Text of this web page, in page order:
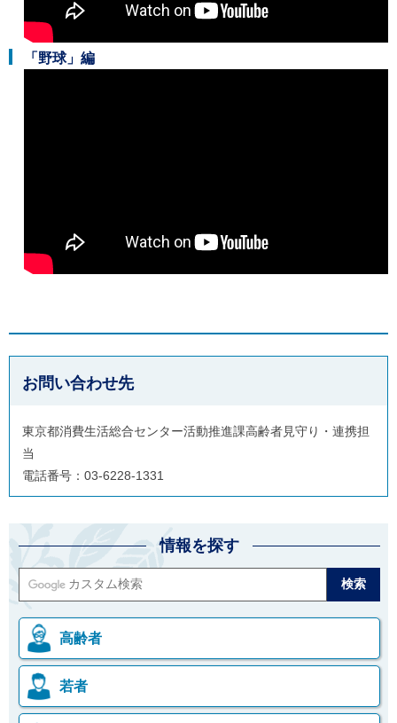
「野球」編
お問い合わせ先
東京都消費生活総合センター活動推進課高齢者見守り・連携担
当
電話番号：03-6228-1331
情報を探す
高齢者
若者